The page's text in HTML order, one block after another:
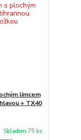
límcem
+ TX40
Skladem 75 ks